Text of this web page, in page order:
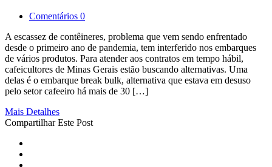
Comentários 0
A escassez de contêineres, problema que vem sendo enfrentado
desde o primeiro ano de pandemia, tem interferido nos embarques
de vários produtos. Para atender aos contratos em tempo hábil,
cafeicultores de Minas Gerais estão buscando alternativas. Uma
delas é o embarque break bulk, alternativa que estava em desuso
pelo setor cafeeiro há mais de 30 […]
Mais Detalhes
Compartilhar Este Post